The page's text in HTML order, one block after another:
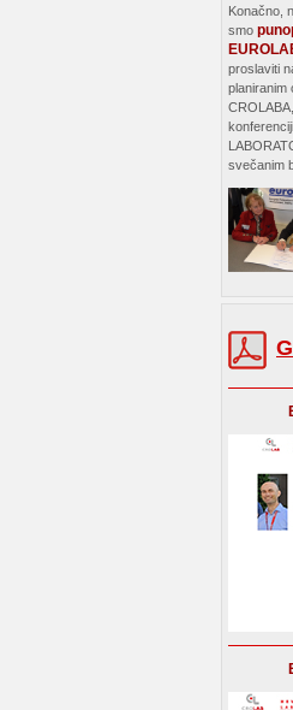
Konačno,
smo
proslaviti
planiranim
svečanim